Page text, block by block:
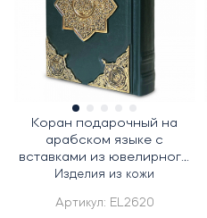
Коран подарочный на
арабском языке с
вставками из ювелирного
литья
Изделия из кожи
Артикул: EL2620